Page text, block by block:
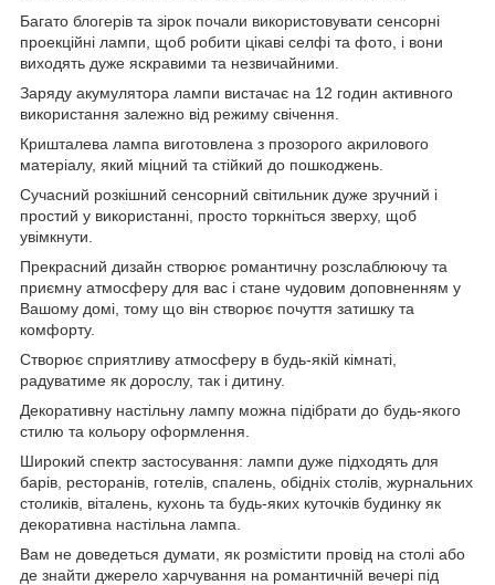
Багато блогерів та зірок почали використовувати сенсорні
проекційні лампи, щоб робити цікаві селфі та фото, і вони
виходять дуже яскравими та незвичайними.
Заряду акумулятора лампи вистачає на 12 годин активного
використання залежно від режиму свічення.
Кришталева лампа виготовлена ​​з прозорого акрилового
матеріалу, який міцний та стійкий до пошкоджень.
Сучасний розкішний сенсорний світильник дуже зручний і
простий у використанні, просто торкніться зверху, щоб
увімкнути.
Прекрасний дизайн створює романтичну розслаблюючу та
приємну атмосферу для вас і стане чудовим доповненням у
Вашому домі, тому що він створює почуття затишку та
комфорту.
Створює сприятливу атмосферу в будь-якій кімнаті,
радуватиме як дорослу, так і дитину.
Декоративну настільну лампу можна підібрати до будь-якого
стилю та кольору оформлення.
Широкий спектр застосування: лампи дуже підходять для
барів, ресторанів, готелів, спалень, обідніх столів, журнальних
столиків, віталень, кухонь та будь-яких куточків будинку як
декоративна настільна лампа.
Вам не доведеться думати, як розмістити провід на столі або
де знайти джерело харчування на романтичній вечері під